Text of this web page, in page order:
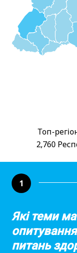
Топ-
2,760
1
Які теми
питань